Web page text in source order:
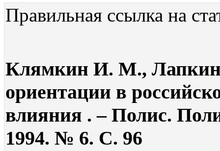
Правильная ссылка на
Клямкин И. М.,
ориентации в
влияния . – Полис.
1994. № 6. С. 96